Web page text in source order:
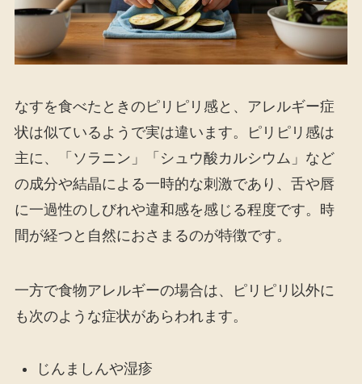
なすを食べたときのピリピリ感と、アレルギー症
状は似ているようで実は違います。ピリピリ感は
主に、「ソラニン」「シュウ酸カルシウム」など
の成分や結晶による一時的な刺激であり、舌や唇
に一過性のしびれや違和感を感じる程度です。時
間が経つと自然におさまるのが特徴です。
一方で食物アレルギーの場合は、ピリピリ以外に
も次のような症状があらわれます。
じんましんや湿疹